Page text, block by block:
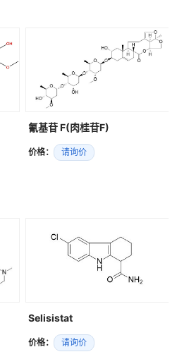
氰基苷 F(肉桂苷F)
价格： 请询价
Selisistat
价格： 请询价